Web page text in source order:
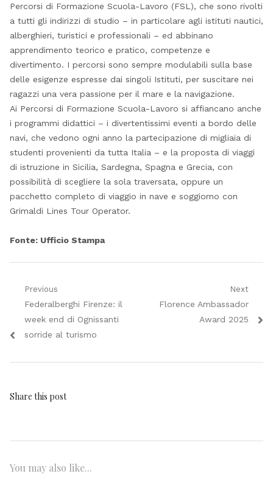
Percorsi di Formazione Scuola-Lavoro (FSL), che sono rivolti
a tutti gli indirizzi di studio – in particolare agli istituti nautici,
alberghieri, turistici e professionali – ed abbinano
apprendimento teorico e pratico, competenze e
divertimento. I percorsi sono sempre modulabili sulla base
delle esigenze espresse dai singoli Istituti, per suscitare nei
ragazzi una vera passione per il mare e la navigazione.
Ai Percorsi di Formazione Scuola-Lavoro si affiancano anche
i programmi didattici – i divertentissimi eventi a bordo delle
navi, che vedono ogni anno la partecipazione di migliaia di
studenti provenienti da tutta Italia – e la proposta di viaggi
di istruzione in Sicilia, Sardegna, Spagna e Grecia, con
possibilità di scegliere la sola traversata, oppure un
pacchetto completo di viaggio in nave e soggiorno con
Grimaldi Lines Tour Operator.
Fonte: Ufficio Stampa
Navigazione
articoli
Previous
Previous
post:
Federalberghi Firenze: il
week end di Ognissanti
sorride al turismo
Next
Next
Florence Ambassador
Award 2025
Share this post
You may also like...